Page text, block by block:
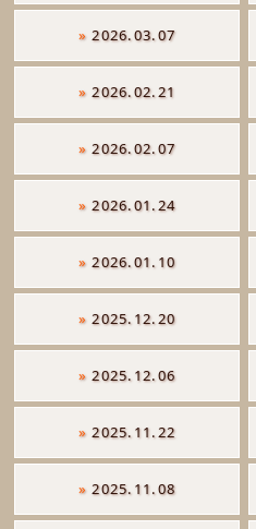
» 2026.03.07
» 2026.02.21
» 2026.02.07
» 2026.01.24
» 2026.01.10
» 2025.12.20
» 2025.12.06
» 2025.11.22
» 2025.11.08